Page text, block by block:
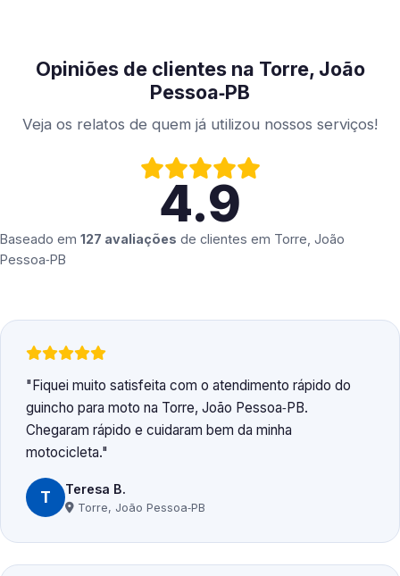
Opiniões de clientes na Torre, João
Pessoa‑PB
Veja os relatos de quem já utilizou nossos serviços!
4.9
Baseado em 127 avaliações de clientes em Torre, João
Pessoa‑PB
Fiquei muito satisfeita com o atendimento rápido do
guincho para moto na Torre, João Pessoa‑PB.
Chegaram rápido e cuidaram bem da minha
motocicleta.
T Teresa B.
Torre, João Pessoa‑PB